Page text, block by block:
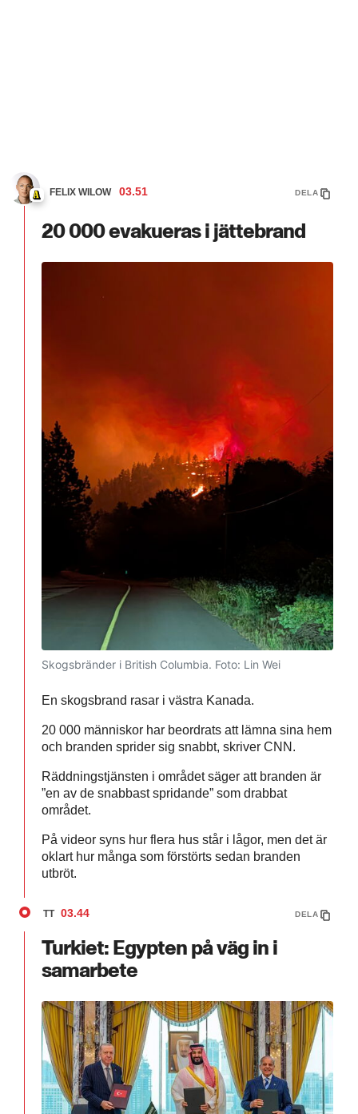
FELIX WILOW 03.51 DELA
20 000 evakueras i jättebrand
Skogsbränder i British Columbia. Foto: Lin Wei
En skogsbrand rasar i västra Kanada.
20 000 människor har beordrats att lämna sina hem
och branden sprider sig snabbt, skriver CNN.
Räddningstjänsten i området säger att branden är
”en av de snabbast spridande” som drabbat
området.
På videor syns hur flera hus står i lågor, men det är
oklart hur många som förstörts sedan branden
utbröt.
TT 03.44 DELA
Turkiet: Egypten på väg in i
samarbete